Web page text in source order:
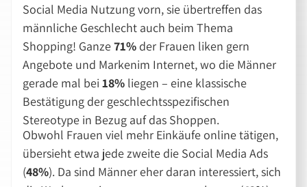
Social Media Nutzung vorn, sie übertreffen das
männliche Geschlecht auch beim Thema
Shopping! Ganze71% der Frauen liken gern
Angebote und Markenim Internet, wo die Männer
gerade mal bei18% liegen – eine klassische
Bestätigung der geschlechtsspezifischen
Stereotype in Bezug auf das Shoppen.
Obwohl Frauen viel mehr Einkäufe online tätigen,
übersieht etwa jede zweite die Social Media Ads
(48%). Da sind Männer eher daran interessiert, sich